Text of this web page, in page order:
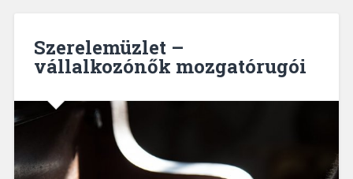
Szerelemüzlet –
vállalkozónők mozgatórugói